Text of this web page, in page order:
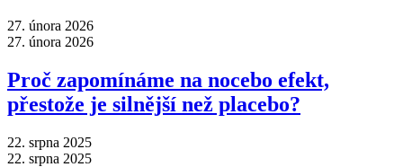
27. února 2026
27. února 2026
Proč zapomínáme na nocebo efekt,
přestože je silnější než placebo?
22. srpna 2025
22. srpna 2025